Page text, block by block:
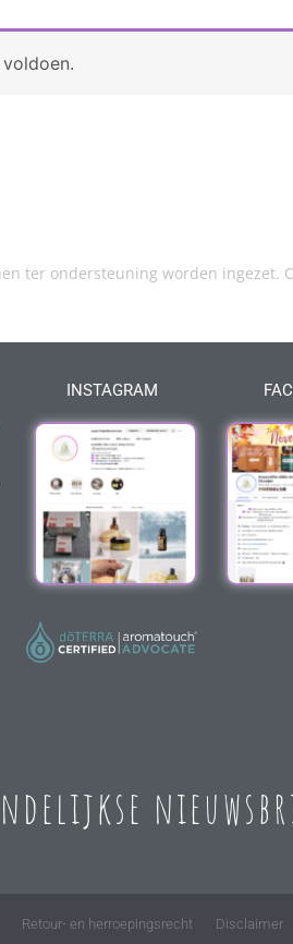
ter ondersteuning worden ingezet.
INSTAGRAM
Retour- en herroepingsrecht Disclaimer